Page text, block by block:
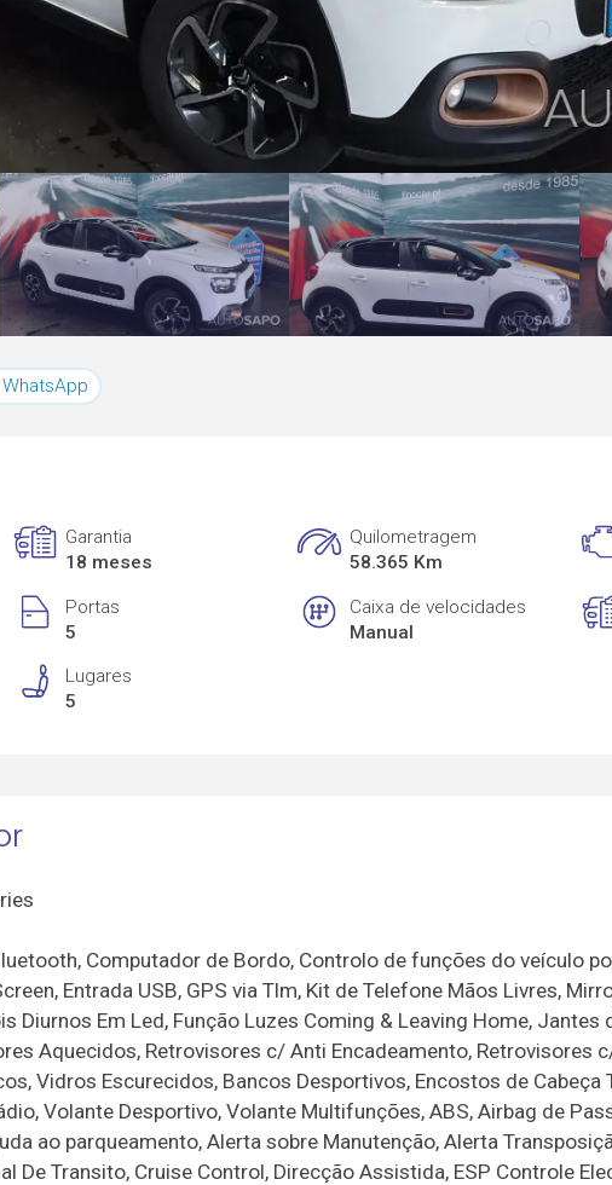
WhatsApp
Garantia
18 meses
Quilometragem
58.365 Km
Portas
5
Caixa de velocidades
Manual
Lugares
5
Computador de Bordo, Controlo de funções do veículo
Entrada USB, GPS via Tlm, Kit de Telefone Mãos Livres,
Diurnos Em Led, Função Luzes Coming & Leaving Home, Jantes
Aquecidos, Retrovisores c/ Anti Encadeamento, Retrovisores
Vidros Escurecidos, Bancos Desportivos, Encostos de Cabeça
Volante Desportivo, Volante Multifunções, ABS, Airbag de
ao parqueamento, Alerta sobre Manutenção, Alerta
De Transito, Cruise Control, Direcção Assistida, ESP Controle